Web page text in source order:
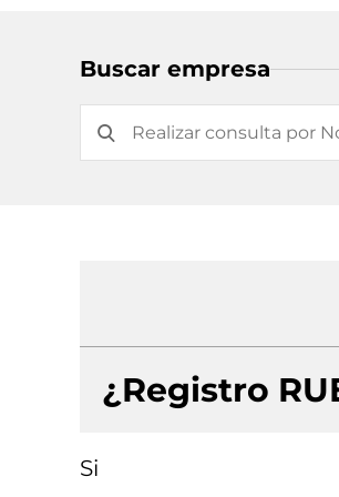
Buscar empresa
¿Registro
Si